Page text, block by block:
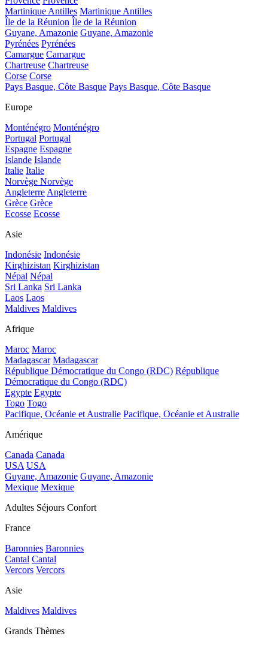
Martinique Antilles Martinique Antilles
Île de la Réunion Île de la Réunion
Guyane, Amazonie Guyane, Amazonie
Pyrénées Pyrénées
Camargue Camargue
Chartreuse Chartreuse
Corse Corse
Pays Basque, Côte Basque Pays Basque, Côte Basque
Europe
Monténégro Monténégro
Portugal Portugal
Espagne Espagne
Islande Islande
Italie Italie
Norvège Norvège
Angleterre Angleterre
Grèce Grèce
Ecosse Ecosse
Asie
Indonésie Indonésie
Kirghizistan Kirghizistan
Népal Népal
Sri Lanka Sri Lanka
Laos Laos
Maldives Maldives
Afrique
Maroc Maroc
Madagascar Madagascar
République Démocratique du Congo (RDC) République
Démocratique du Congo (RDC)
Egypte Egypte
Togo Togo
Pacifique, Océanie et Australie Pacifique, Océanie et Australie
Amérique
Canada Canada
USA USA
Guyane, Amazonie Guyane, Amazonie
Mexique Mexique
Adultes Séjours Confort
France
Baronnies Baronnies
Cantal Cantal
Vercors Vercors
Asie
Maldives Maldives
Grands Thèmes